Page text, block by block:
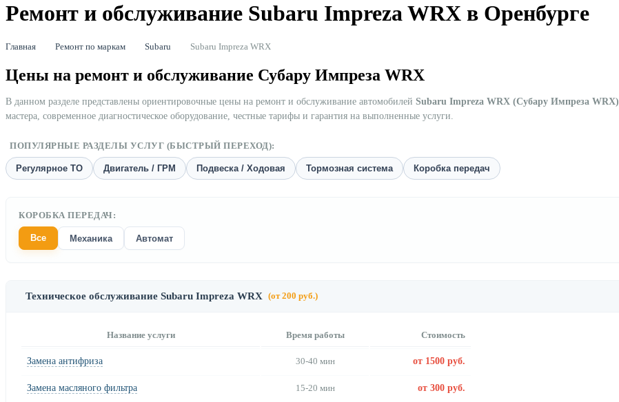
Ремонт и обслуживание Subaru Impreza WRX в Оренбурге
Главная Ремонт по маркам Subaru Subaru Impreza WRX
Цены на ремонт и обслуживание Субару Импреза WRX
В данном разделе представлены ориентировочные цены на ремонт и обслуживание автомобилей Subaru Impreza WRX (Субару Импреза WRX)
мастера, современное диагностическое оборудование, честные тарифы и гарантия на выполненные услуги.
ПОПУЛЯРНЫЕ РАЗДЕЛЫ УСЛУГ (БЫСТРЫЙ ПЕРЕХОД):
Регулярное ТО Двигатель / ГРМ Подвеска / Ходовая Тормозная система Коробка передач
КОРОБКА ПЕРЕДАЧ:
Все Механика Автомат
Техническое обслуживание Subaru Impreza WRX (от 200 руб.)
Название услуги Время работы Стоимость
Замена антифриза 30-40 мин от 1500 руб.
Замена масляного фильтра 15-20 мин от 300 руб.